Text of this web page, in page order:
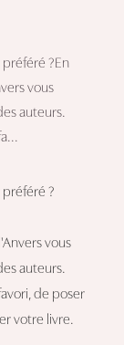
?En
vous
auteurs.
?
vous
auteurs.
de poser
votre livre.